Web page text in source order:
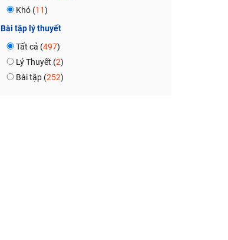
Khó (11)
Bài tập lý thuyết
Tất cả (497)
Lý Thuyết (2)
Bài tập (252)